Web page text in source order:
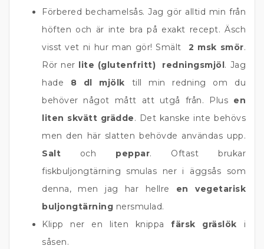
Förbered bechamelsås. Jag gör alltid min från
höften och är inte bra på exakt recept. Äsch
visst vet ni hur man gör! Smält 2 msk smör.
Rör ner lite (glutenfritt) redningsmjöl. Jag
hade 8 dl mjölk till min redning om du
behöver något mått att utgå från. Plus en
liten skvätt grädde. Det kanske inte behövs
men den här slatten behövde användas upp.
Salt och peppar. Oftast brukar
fiskbuljongtärning smulas ner i äggsås som
denna, men jag har hellre en vegetarisk
buljongtärning nersmulad.
Klipp ner en liten knippafärsk gräslök i
såsen.